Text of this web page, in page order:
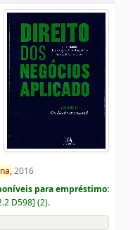
2016
para empréstimo:
D598] (2).